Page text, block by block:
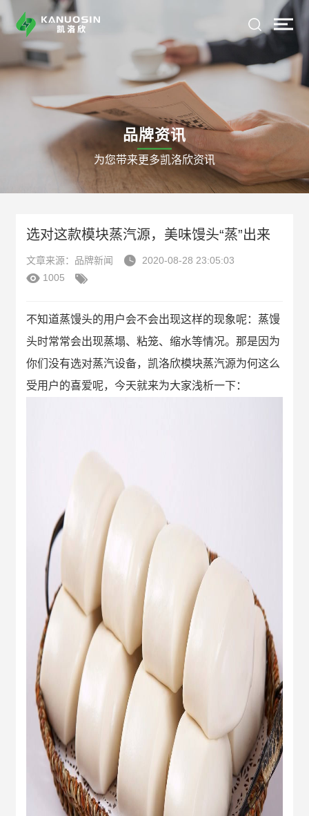
品牌资讯
为您带来更多凯洛欣资讯
选对这款模块蒸汽源，美味馒头“蒸”出来
文章来源：品牌新闻  2020-08-28 23:05:03
 1005 
不知道蒸馒头的用户会不会出现这样的现象呢：蒸馒
头时常常会出现蒸塌、粘笼、缩水等情况。那是因为
你们没有选对蒸汽设备，凯洛欣模块蒸汽源为何这么
受用户的喜爱呢，今天就来为大家浅析一下：